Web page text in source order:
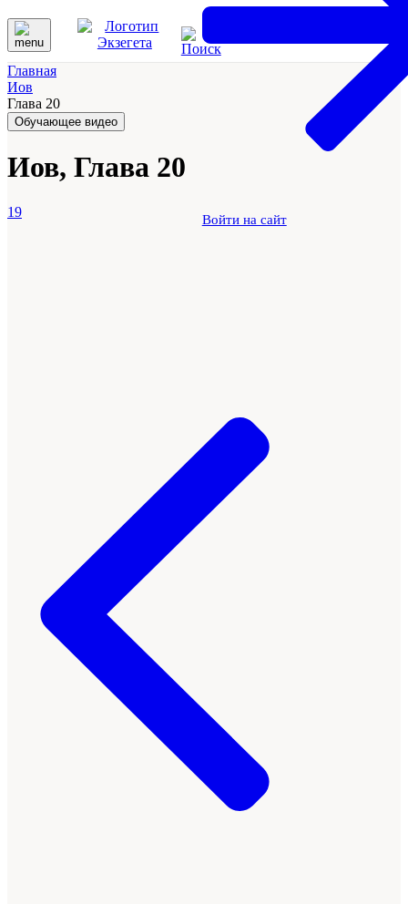
Войти на сайт
Главная
Иов
Глава 20
Обучающее видео
Иов, Глава 20
19